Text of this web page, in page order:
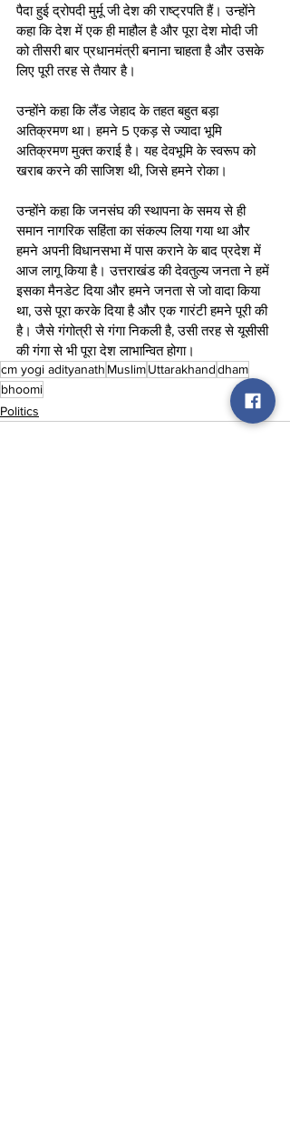
पैदा हुई द्रोपदी मुर्मू जी देश की राष्ट्रपति हैं। उन्होंने
कहा कि देश में एक ही माहौल है और पूरा देश मोदी जी
को तीसरी बार प्रधानमंत्री बनाना चाहता है और उसके
लिए पूरी तरह से तैयार है।
उन्होंने कहा कि लैंड जेहाद के तहत बहुत बड़ा
अतिक्रमण था। हमने 5 एकड़ से ज्यादा भूमि
अतिक्रमण मुक्त कराई है। यह देवभूमि के स्वरूप को
खराब करने की साजिश थी, जिसे हमने रोका।
उन्होंने कहा कि जनसंघ की स्थापना के समय से ही
समान नागरिक सहिंता का संकल्प लिया गया था और
हमने अपनी विधानसभा में पास कराने के बाद प्रदेश में
आज लागू किया है। उत्तराखंड की देवतुल्य जनता ने हमें
इसका मैनडेट दिया और हमने जनता से जो वादा किया
था, उसे पूरा करके दिया है और एक गारंटी हमने पूरी की
है। जैसे गंगोत्री से गंगा निकली है, उसी तरह से यूसीसी
की गंगा से भी पूरा देश लाभान्वित होगा।
cm yogi adityanath MuslimUttarakhanddham
bhoomi
Politics